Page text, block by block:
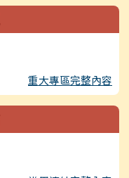
重大專區完整內容